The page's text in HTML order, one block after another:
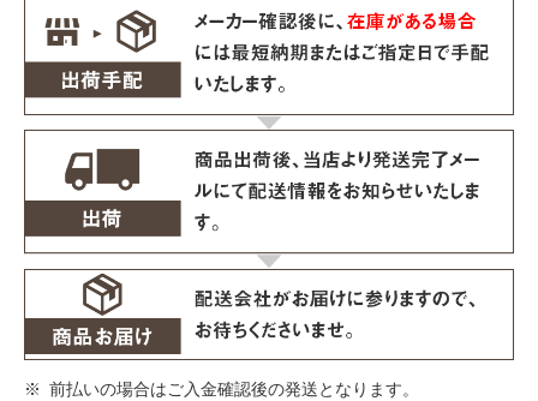
前払いの場合はご入金確認後の発送となります。